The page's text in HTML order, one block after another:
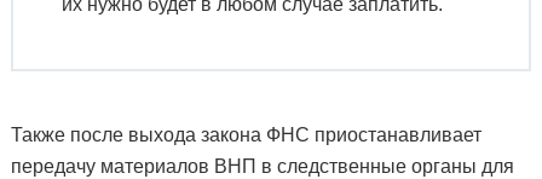
их нужно будет в любом случае заплатить.
Также после выхода закона ФНС приостанавливает
передачу материалов ВНП в следственные органы для